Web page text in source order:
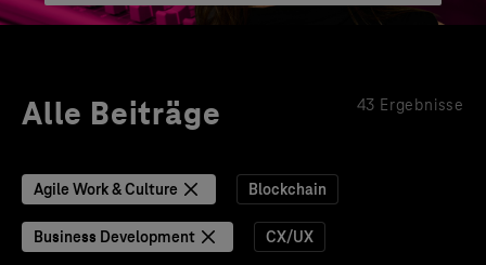
Alle Beiträge 43 Ergebnisse
Agile Work & Culture Blockchain
Business Development CX/UX